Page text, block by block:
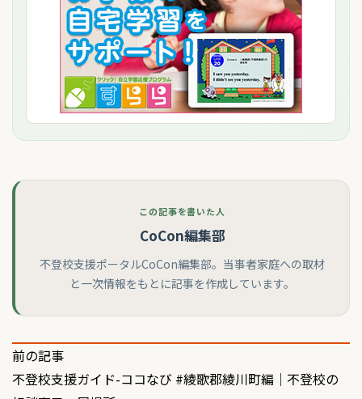
この記事を書いた人
CoCon編集部
不登校支援ポータルCoCon編集部。当事者家庭への取材
と一次情報をもとに記事を作成しています。
投
稿
前の記事
不登校支援ガイド-ココなび #綾歌郡綾川町編｜不登校の